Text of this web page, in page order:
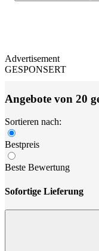
Advertisement
GESPONSERT
Angebote von 20
Sortieren nach:
Bestpreis
Beste Bewertung
Sofortige Lieferung